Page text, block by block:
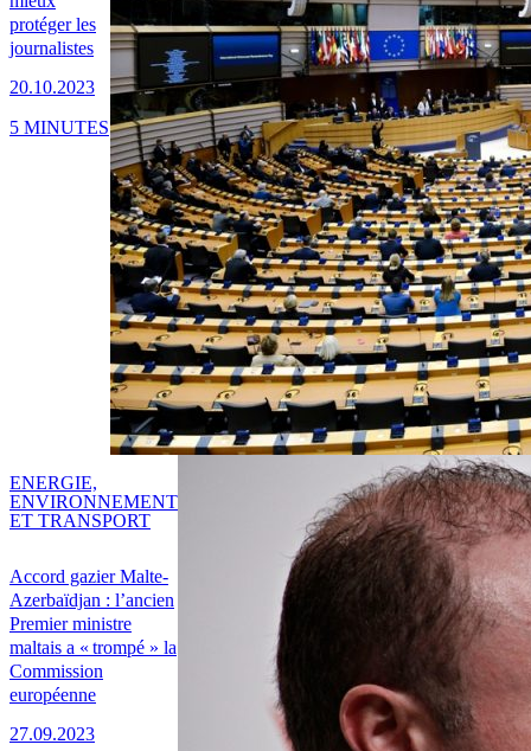
protéger les
journalistes
20.10.2023
5 MINUTES
Accord gazier Malte-
Azerbaïdjan : l’ancien
Premier ministre
maltais a « trompé » la
Commission
européenne
27.09.2023
ENERGIE,
ENVIRONNEMENT
ET TRANSPORT